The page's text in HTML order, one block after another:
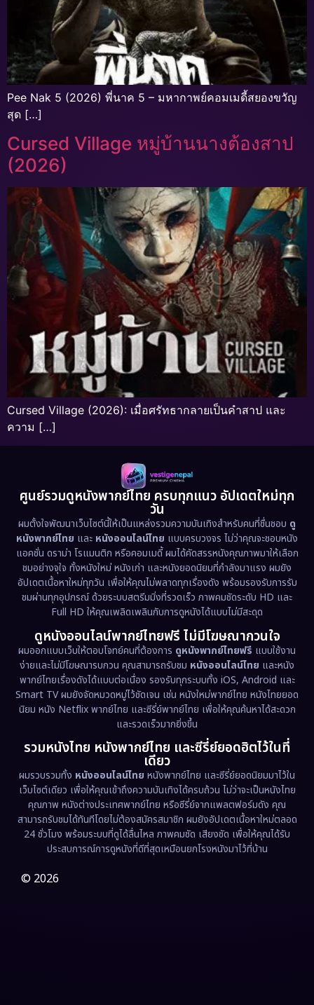
Pee Nak 5 (2026) พี่นาค 5 – มหากาพย์คอมเมดี้สยองขวัญ
สุด […]
Cursed Village หมู่บ้านนางต้องสาป
(2026)
Cursed Village (2026): เมื่อศรัทธากลายเป็นคำสาป และ
ความ […]
ศูนย์รวมดูหนังพากย์ไทย ครบทุกแนว อัปเดตใหม่ทุก
วัน
ผมตั้งใจพัฒนาเว็บไซต์นี้ให้เป็นแหล่งรวมความบันเทิงสำหรับคนที่ชื่นชอบ ดู
หนังพากย์ไทย และ หนังออนไลน์ไทย แบบครบวงจร ไม่ว่าคุณจะชอบหนัง
แอคชั่น ดราม่า โรแมนติก หรือคอมเมดี้ ผมได้คัดสรรหนังคุณภาพมาให้เลือก
ชมอย่างจุใจ ทั้งหนังใหม่ หนังเก่า และหนังยอดนิยมที่กำลังมาแรง ผมยัง
อัปเดตเนื้อหาใหม่ทุกวัน เพื่อให้คุณไม่พลาดทุกเรื่องดัง พร้อมรองรับการรับ
ชมผ่านทุกอุปกรณ์ ด้วยระบบสตรีมมิ่งที่รวดเร็ว ภาพคมชัดระดับ HD และ
Full HD ให้คุณเพลิดเพลินกับการดูหนังได้แบบไม่มีสะดุด
ดูหนังออนไลน์พากย์ไทยฟรี ไม่มีโฆษณากวนใจ
ผมออกแบบเว็บให้ตอบโจทย์คนที่ต้องการ ดูหนังพากย์ไทยฟรี แบบใช้งาน
ง่ายและไม่มีโฆษณารบกวน คุณสามารถรับชม หนังออนไลน์ไทย และหนัง
พากย์ไทยเรื่องดังได้แบบต่อเนื่อง รองรับทุกระบบทั้ง iOS, Android และ
Smart TV ผมยังจัดหมวดหมู่ไว้ชัดเจน เช่น หนังใหม่พากย์ไทย หนังไทยยอด
นิยม หนัง Netflix พากย์ไทย และซีรี่ย์พากย์ไทย เพื่อให้คุณค้นหาได้สะดวก
และรวดเร็วมากยิ่งขึ้น
รวมหนังไทย หนังพากย์ไทย และซีรี่ย์ยอดฮิตไว้ในที่
เดียว
ผมรวบรวมทั้ง หนังออนไลน์ไทย หนังพากย์ไทย และซีรี่ย์ยอดนิยมมาไว้ใน
เว็บไซต์เดียว เพื่อให้คุณเข้าถึงความบันเทิงได้ครบถ้วน ไม่ว่าจะเป็นหนังไทย
คุณภาพ หนังต่างประเทศพากย์ไทย หรือซีรี่ย์จากแพลตฟอร์มดัง คุณ
สามารถรับชมได้ทันทีโดยไม่ต้องสมัครสมาชิก ผมยังอัปเดตเนื้อหาใหม่ตลอด
24 ชั่วโมง พร้อมระบบที่ดูได้ลื่นไหล ภาพคมชัด เสียงชัด เพื่อให้คุณได้รับ
ประสบการณ์การดูหนังที่ดีที่สุดเหมือนยกโรงหนังมาไว้ที่บ้าน
© 2026